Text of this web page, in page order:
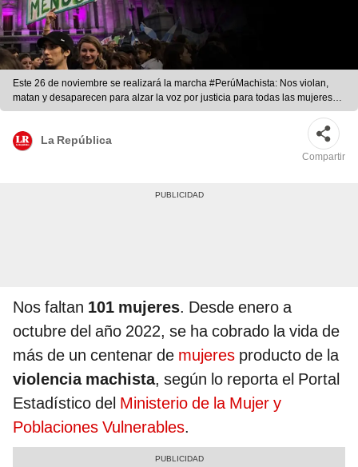
Este 26 de noviembre se realizará la marcha #PerúMachista: Nos violan,
matan y desaparecen para alzar la voz por justicia para todas las mujeres
que han sido víctimas de la violencia machista. SI bien hay cinco casos
La República
Compartir
Nos faltan 101 mujeres. Desde enero a
octubre del año 2022, se ha cobrado la vida de
más de un centenar de mujeres producto de la
violencia machista, según lo reporta el Portal
Estadístico del Ministerio de la Mujer y
Poblaciones Vulnerables.